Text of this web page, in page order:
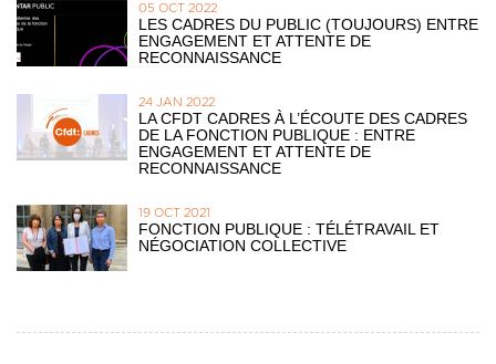
05 OCT 2022
LES CADRES DU PUBLIC (TOUJOURS) ENTRE
ENGAGEMENT ET ATTENTE DE
RECONNAISSANCE
24 JAN 2022
LA CFDT CADRES À L’ÉCOUTE DES CADRES
DE LA FONCTION PUBLIQUE : ENTRE
ENGAGEMENT ET ATTENTE DE
RECONNAISSANCE
19 OCT 2021
FONCTION PUBLIQUE : TÉLÉTRAVAIL ET
NÉGOCIATION COLLECTIVE